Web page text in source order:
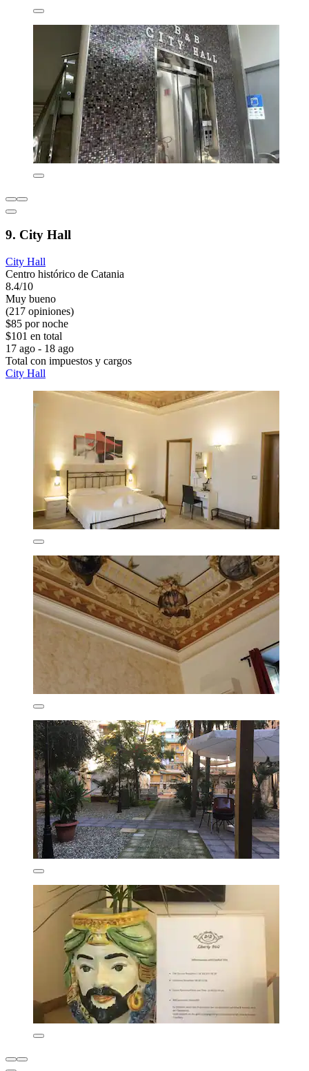
9. City Hall
City Hall
Centro histórico de Catania
8.4/10
Muy bueno
(217 opiniones)
$85 por noche
$101 en total
17 ago - 18 ago
Total con impuestos y cargos
City Hall